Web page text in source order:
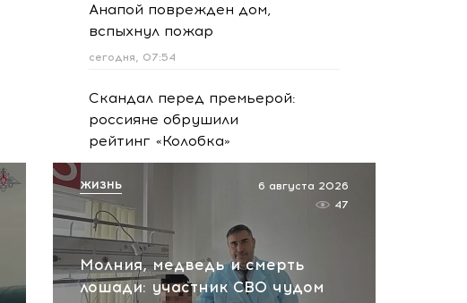
Анапой поврежден дом,
вспыхнул пожар
сегодня, 07:54
Скандал перед премьерой:
россияне обрушили
рейтинг «Колобка»
Сейчас! Страшный взрыв и
пожар в Черном море:
горит сухогруз у берегов
Одессы
вчера, 20:38
Молния, медведь и смерть
лошади: участник СВО чудом
6 августа 2026
47
ЖИЗНЬ